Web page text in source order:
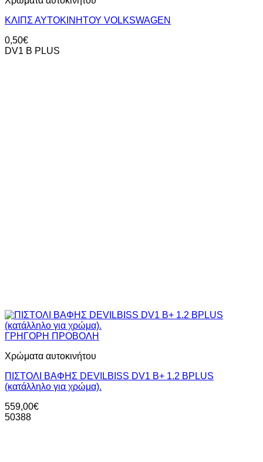
ΚΛΙΠΣ ΑΥΤΟΚΙΝΗΤΟΥ VOLKSWAGEN
0,50€
DV1 B PLUS
ΓΡΗΓΟΡΗ ΠΡΟΒΟΛΗ
Χρώματα αυτοκινήτου
ΠΙΣΤΟΛΙ ΒΑΦΗΣ DEVILBISS DV1 B+ 1.2 ΒPLUS
(κατάλληλο για χρώμα).
559,00€
50388